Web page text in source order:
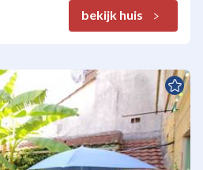
bekijk huis